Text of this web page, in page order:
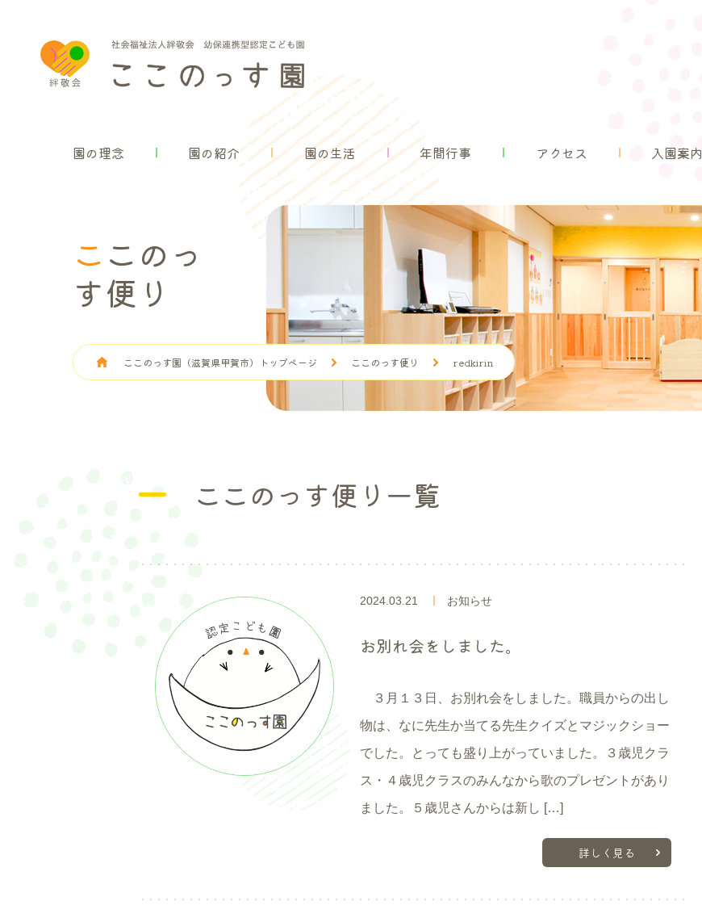
園の理念 園の紹介 園の生活 年間行事 アクセス 入園案内
ここのっ
す便り
ここのっす園（滋賀県甲賀市）トップページ ここのっす便り redkirin
ここのっす便り一覧
2024.03.21 お知らせ
お別れ会をしました。
３月１３日、お別れ会をしました。職員からの出し
物は、なに先生か当てる先生クイズとマジックショー
でした。とっても盛り上がっていました。３歳児クラ
ス・４歳児クラスのみんなから歌のプレゼントがあり
ました。５歳児さんからは新し […]
詳しく見る